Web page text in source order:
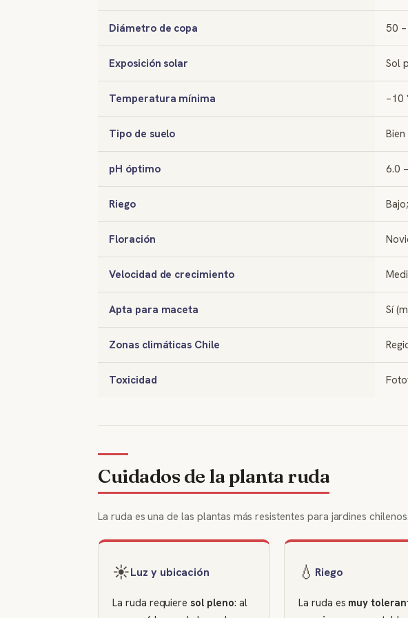
Diámetro de copa 50
Exposición solar Sol
Temperatura mínima –10
Tipo de suelo
pH óptimo 6.0
Riego
Floración
Velocidad de crecimiento
Apta para maceta Sí
Zonas climáticas Chile
Toxicidad
Cuidados de la planta ruda
La ruda es una de las plantas más resistentes para jardines
☀️Luz y ubicación
La ruda requieresol pleno: al
💧 Riego
La ruda es muy